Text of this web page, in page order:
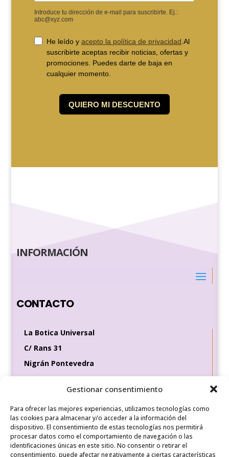
Gestionar consentimiento
Para ofrecer las mejores experiencias, utilizamos tecnologías como
las cookies para almacenar y/o acceder a la información del
dispositivo. El consentimiento de estas tecnologías nos permitirá
procesar datos como el comportamiento de navegación o las
identificaciones únicas en este sitio. No consentir o retirar el
consentimiento, puede afectar negativamente a ciertas características
INFORMACIÓN
CONTACTO
La Botica Universal
C/ Rans 31
Nigrán Pontevedra
36370
Tel de contacto
649 35 56 83
REDES SOCIALES